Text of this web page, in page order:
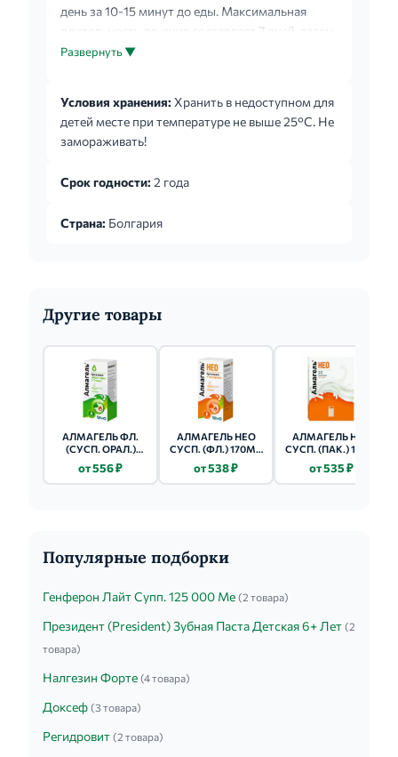
день за 10-15 минут до еды. Максимальная
длительность лечения составляет 7 дней, затем
переходят на лечение препаратом Алмагель. Не
применением суспензию необходимо
тщательно гомогенизировать, разминая и
встряхивая пакетик.
Развернуть ▼
Условия хранения: Хранить в недоступном для
детей месте при температуре не выше 25°С. Не
замораживать!
Срок годности: 2 года
Страна: Болгария
Другие товары
АЛМАГЕЛЬ ФЛ.
(СУСП. ОРАЛ.)
от 556 ₽
АЛМАГЕЛЬ НЕО
СУСП. (ФЛ.) 170МЛ
от 538 ₽
АЛМАГЕЛЬ НЕО
СУСП. (ПАК.) 10МЛ
от 535 ₽
Популярные подборки
Генферон Лайт Супп. 125 000 Ме (2 товара)
Президент (President) Зубная Паста Детская 6+ Лет (2
товара)
Налгезин Форте (4 товара)
Доксеф (3 товара)
Регидровит (2 товара)